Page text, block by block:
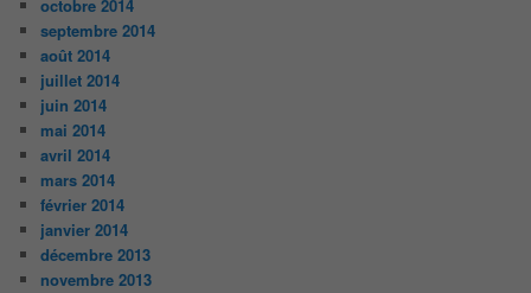
octobre 2014
septembre 2014
août 2014
juillet 2014
juin 2014
mai 2014
avril 2014
mars 2014
février 2014
janvier 2014
décembre 2013
novembre 2013